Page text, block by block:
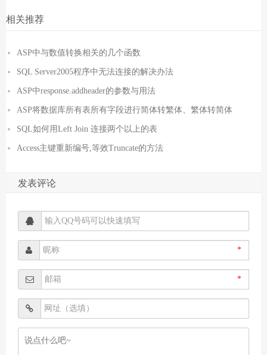
相关推荐
ASP中与数值转换相关的几个函数
SQL Server2005程序中无法连接的解决办法
ASP中response.addheader的参数与用法
ASP将数据库所有表所有字段进行简体转繁体、繁体转简体
SQL如何用Left Join 连接两个以上的表
Access主键重新编号,等效Truncate的方法
发表评论
*
*